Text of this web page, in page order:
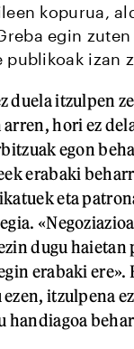
kopurua,
egin
publikoak izan
duela itzulpen
hori ez
egon
erabaki
eta
dugu haietan
erabaki ere».
itzulpena
handiagoa